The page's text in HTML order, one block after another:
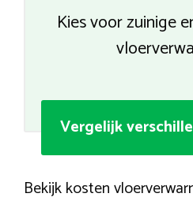
Kies voor zuinige
Vergelijk
Bekijk kosten